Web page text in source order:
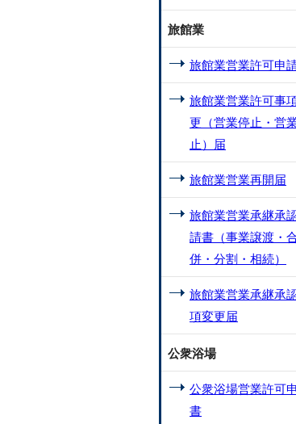
旅館業
旅館業営業許可申
旅館業営業許可事
更（営業停止・営
止）届
旅館業営業再開届
旅館業営業承継承
請書（事業譲渡・
併・分割・相続）
旅館業営業承継承
項変更届
公衆浴場
公衆浴場営業許可
書